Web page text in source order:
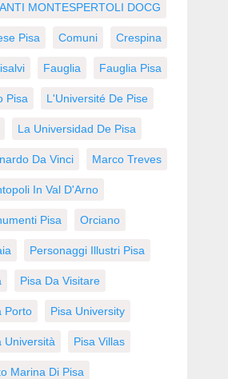
MONTESPERTOLI DOCG
Pisa Comuni Crespina
Fauglia Fauglia Pisa
Pisa L'Université De Pise
La Universidad De Pisa
Da Vinci Marco Treves
In Val D'Arno
Pisa Orciano
Personaggi Illustri Pisa
Pisa Da Visitare
Porto Pisa University
Università Pisa Villas
Marina Di Pisa